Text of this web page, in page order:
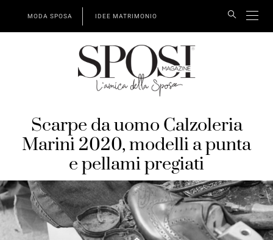
MODA SPOSA IDEE MATRIMONIO
Scarpe da uomo Calzoleria
Marini 2020, modelli a punta
e pellami pregiati